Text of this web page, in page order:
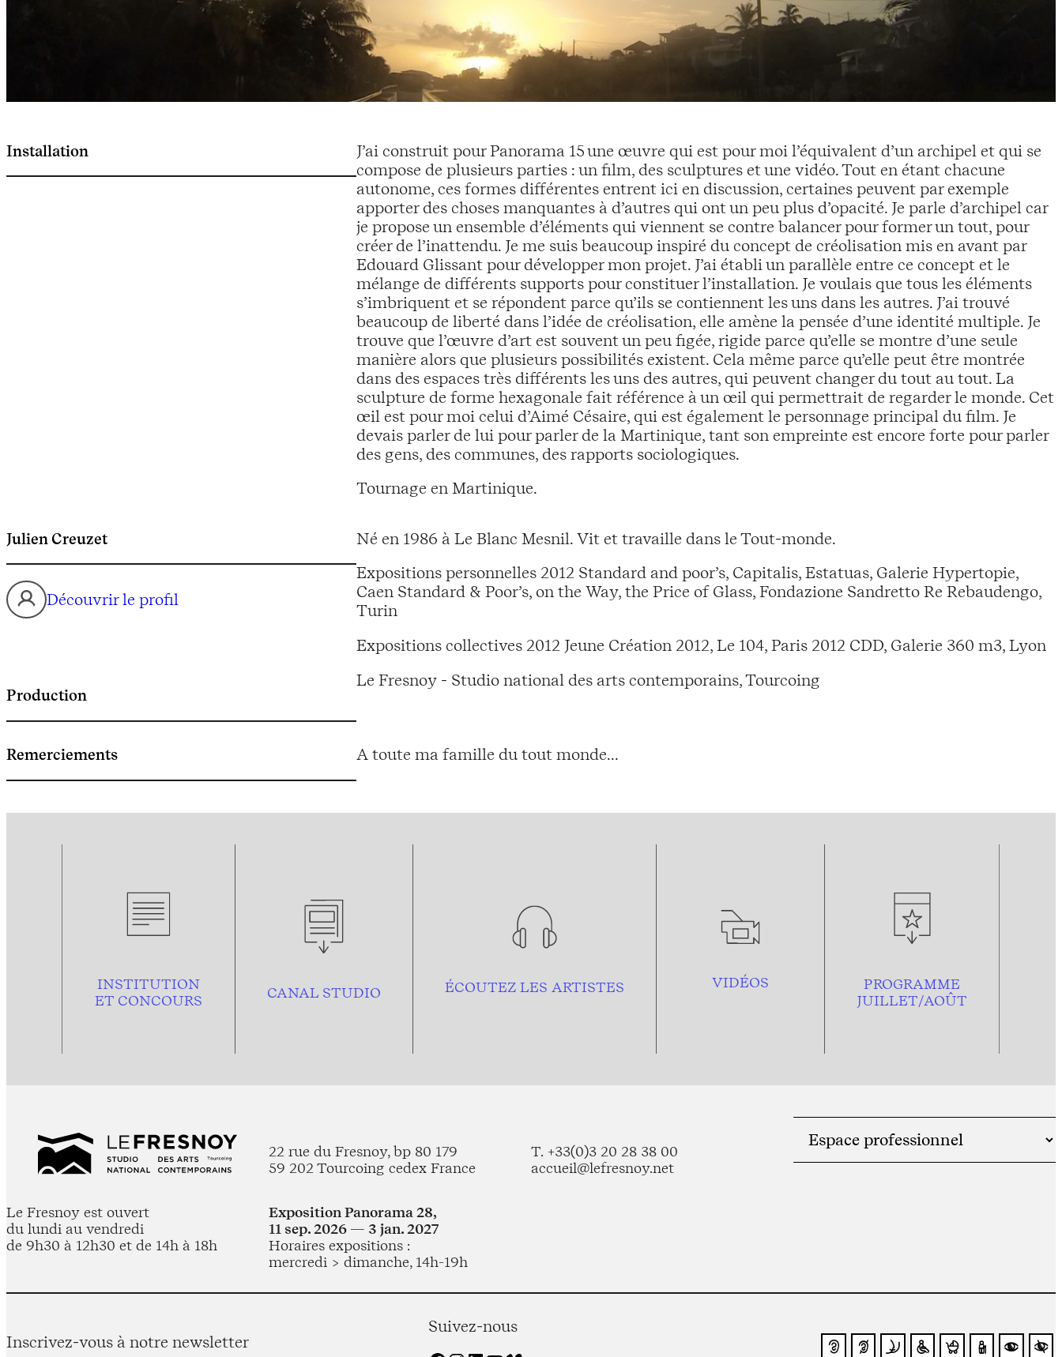
Installation
J’ai construit pour Panorama 15 une œuvre qui est pour moi l’équivalent d’un archipel et qui se
compose de plusieurs parties : un film, des sculptures et une vidéo. Tout en étant chacune
autonome, ces formes différentes entrent ici en discussion, certaines peuvent par exemple
apporter des choses manquantes à d’autres qui ont un peu plus d’opacité. Je parle d’archipel car
je propose un ensemble d’éléments qui viennent se contre balancer pour former un tout, pour
créer de l’inattendu. Je me suis beaucoup inspiré du concept de créolisation mis en avant par
Edouard Glissant pour développer mon projet. J’ai établi un parallèle entre ce concept et le
mélange de différents supports pour constituer l’installation. Je voulais que tous les éléments
s’imbriquent et se répondent parce qu’ils se contiennent les uns dans les autres. J’ai trouvé
beaucoup de liberté dans l’idée de créolisation, elle amène la pensée d’une identité multiple. Je
trouve que l’œuvre d’art est souvent un peu figée, rigide parce qu’elle se montre d’une seule
manière alors que plusieurs possibilités existent. Cela même parce qu’elle peut être montrée
dans des espaces très différents les uns des autres, qui peuvent changer du tout au tout. La
sculpture de forme hexagonale fait référence à un œil qui permettrait de regarder le monde. Cet
œil est pour moi celui d’Aimé Césaire, qui est également le personnage principal du film. Je
devais parler de lui pour parler de la Martinique, tant son empreinte est encore forte pour parler
des gens, des communes, des rapports sociologiques.
Tournage en Martinique.
Julien Creuzet
Découvrir le profil
Né en 1986 à Le Blanc Mesnil. Vit et travaille dans le Tout-monde.
Expositions personnelles 2012 Standard and poor’s, Capitalis, Estatuas, Galerie Hypertopie,
Caen Standard & Poor’s, on the Way, the Price of Glass, Fondazione Sandretto Re Rebaudengo,
Turin
Expositions collectives 2012 Jeune Création 2012, Le 104, Paris 2012 CDD, Galerie 360 m3, Lyon
Production
Le Fresnoy - Studio national des arts contemporains, Tourcoing
Remerciements A toute ma famille du tout monde...
INSTITUTION
ET CONCOURS
CANAL STUDIO ÉCOUTEZ LES ARTISTES VIDÉOS
PROGRAMME
JUILLET/AOÛT
22 rue du Fresnoy, bp 80 179
59 202 Tourcoing cedex France
T. +33(0)3 20 28 38 00
accueil@lefresnoy.net
Le Fresnoy est ouvert
du lundi au vendredi
de 9h30 à 12h30 et de 14h à 18h
Exposition Panorama 28,
11 sep. 2026 — 3 jan. 2027
Horaires expositions :
mercredi > dimanche, 14h-19h
Inscrivez-vous à notre newsletter
Suivez-nous